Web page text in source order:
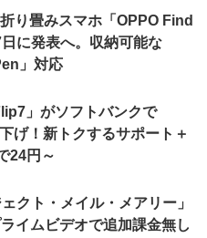
り畳みスマホ「OPPO Find
に発表へ。収納可能な
」対応
」がソフトバンクで
げ！新トクするサポート＋
24円～
クト・メイル・メアリー」
イムビデオで追加課金無し